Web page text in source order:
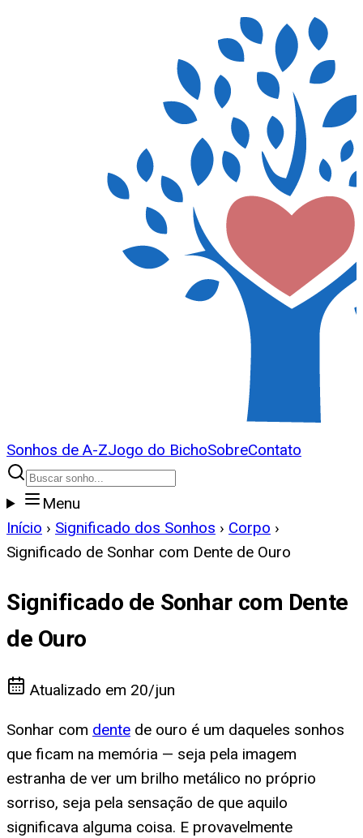
Sonhos de A-ZJogo do BichoSobreContato
Menu
Início › Significado dos Sonhos › Corpo ›
Significado de Sonhar com Dente de Ouro
Significado de Sonhar com Dente
de Ouro
Atualizado em 20/jun
Sonhar com dente de ouro é um daqueles sonhos
que ficam na memória — seja pela imagem
estranha de ver um brilho metálico no próprio
sorriso, seja pela sensação de que aquilo
significava alguma coisa. E provavelmente